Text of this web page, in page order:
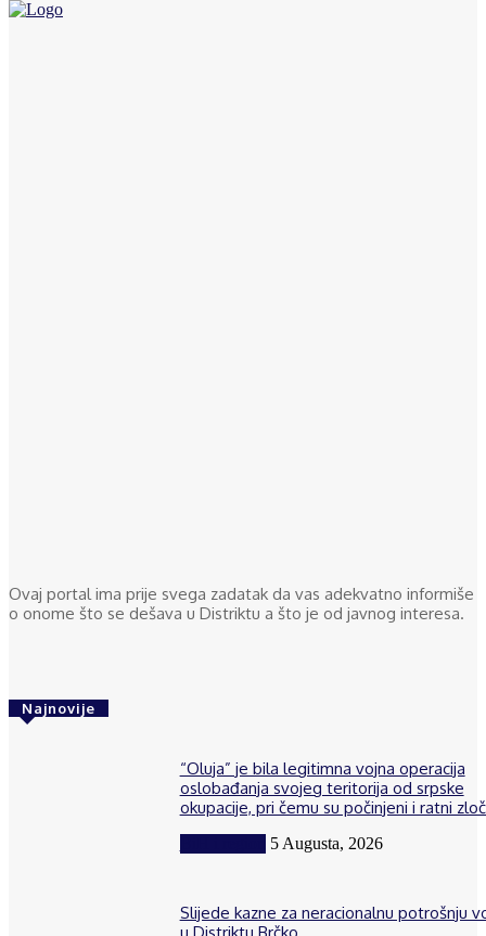
Ovaj portal ima prije svega zadatak da vas adekvatno informiše
o onome što se dešava u Distriktu a što je od javnog interesa.
Najnovije
“Oluja” je bila legitimna vojna operacija
oslobađanja svojeg teritorija od srpske
okupacije, pri čemu su počinjeni i ratni
5 Augusta, 2026
Slijede kazne za neracionalnu potrošnju